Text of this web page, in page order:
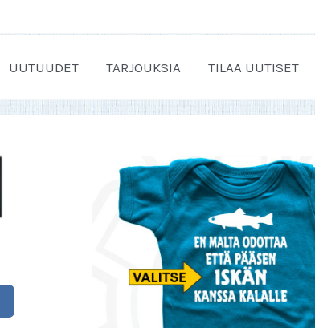
UUTUUDET TARJOUKSIA TILAA UUTISET